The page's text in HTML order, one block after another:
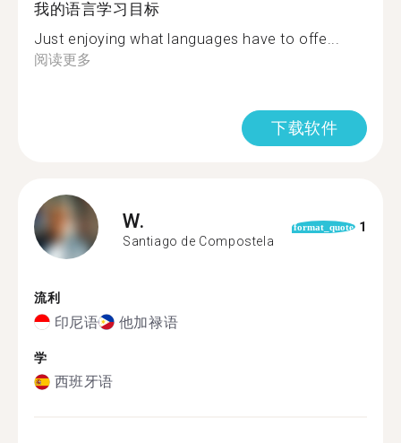
我的语言学习目标
Just enjoying what languages have to offe...
阅读更多
下载软件
W.
Santiago de Compostela
format_quote 1
流利
印尼语 他加禄语
学
西班牙语